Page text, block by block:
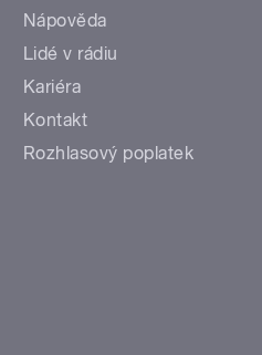
Nápověda
Lidé v rádiu
Kariéra
Kontakt
Rozhlasový poplatek